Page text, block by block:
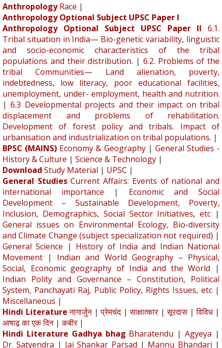
Anthropology Race |
Anthropology Optional Subject UPSC Paper I
Anthropology Optional Subject UPSC Paper II 6.1.
Tribal situation in India— Bio-genetic variability, linguistic
and socio-economic characteristics of the tribal
populations and their distribution. | 6.2. Problems of the
tribal Communities— Land alienation, poverty,
indebtedness, low literacy, poor educational facilities,
unemployment, under- employment, health and nutrition.
|6.3 Developmental projects and their impact on tribal
displacement and problems of rehabilitation.
Development of forest policy and tribals. Impact of
urbanisation and industrialization on tribal populations. |
BPSC (MAINS) Economy & Geography| General Studies -
History & Culture | Science & Technology |
Download Study Material | UPSC |
General Studies Current Affairs: Events of national and
international importance | Economic and Social
Development – Sustainable Development, Poverty,
Inclusion, Demographics, Social Sector Initiatives, etc |
General issues on Environmental Ecology, Bio-diversity
and Climate Change (subject specialization not required) |
General Science | History of India and Indian National
Movement | Indian and World Geography – Physical,
Social, Economic geography of India and the World |
Indian Polity and Governance – Constitution, Political
System, Panchayati Raj, Public Policy, Rights Issues, etc |
Miscellaneous |
Hindi Literature नागार्जुन|प्रेमचंद|साक्षात्कार|सूरदास |विविध|
आषाढ़ का एक दिन|कबीर|
Hindi Literature Gadhya bhag Bharatendu |Agyeya |
Dr. Satyendra | Jai Shankar Parsad | Mannu Bhandari |